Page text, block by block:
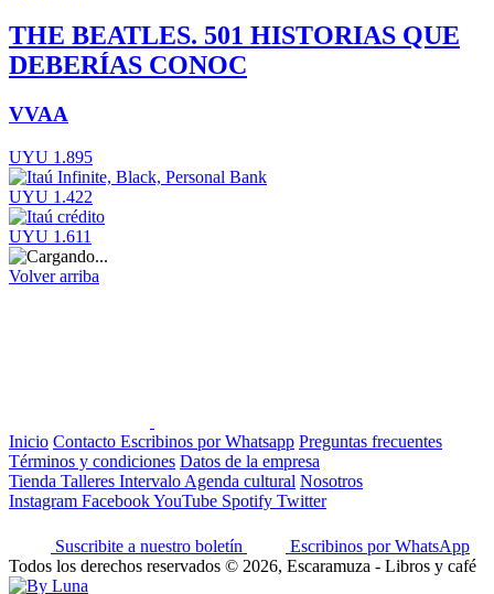
THE BEATLES. 501 HISTORIAS QUE
DEBERÍAS CONOC
VVAA
UYU 1.895
UYU 1.422
UYU 1.611
Volver arriba
Inicio Contacto Escribinos por Whatsapp Preguntas frecuentes
Términos y condiciones Datos de la empresa
Tienda Talleres Intervalo Agenda cultural Nosotros
Instagram FacebookYouTube Spotify Twitter
Suscribite a nuestro boletín
Escribinos por WhatsApp
Todos los derechos reservados © 2026, Escaramuza - Libros y café